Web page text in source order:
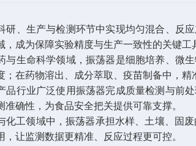
研、生产与检测环节中实现均匀混合、反
，成为保障实验精度与生产一致性的关键工
与生命科学领域，振荡器是细胞培养、微
；在药物溶出、成分萃取、疫苗制备中，
品行业广泛使用振荡器完成质量检测与前
准确性，为食品安全把关提供可靠支撑。
化工领域中，振荡器承担水样、土壤、固废
，让监测数据更精准、反应过程更可控。